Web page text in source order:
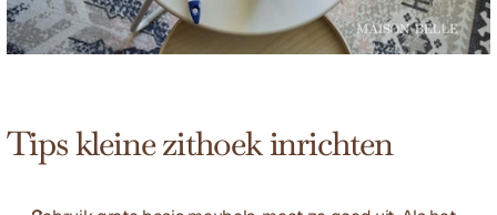
Tips kleine zithoek inrichten